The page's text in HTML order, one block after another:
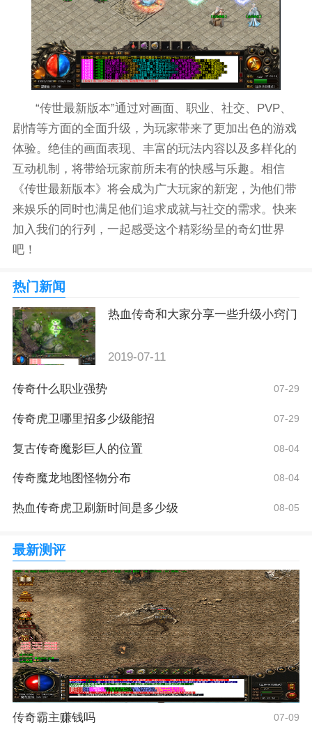
“传世最新版本”通过对画面、职业、社交、PVP、
剧情等方面的全面升级，为玩家带来了更加出色的游戏
体验。绝佳的画面表现、丰富的玩法内容以及多样化的
互动机制，将带给玩家前所未有的快感与乐趣。相信
《传世最新版本》将会成为广大玩家的新宠，为他们带
来娱乐的同时也满足他们追求成就与社交的需求。快来
加入我们的行列，一起感受这个精彩纷呈的奇幻世界
吧！
热门新闻
热血传奇和大家分享一些升级小窍门
2019-07-11
传奇什么职业强势 07-29
传奇虎卫哪里招多少级能招 07-29
复古传奇魔影巨人的位置 08-04
传奇魔龙地图怪物分布 08-04
热血传奇虎卫刷新时间是多少级 08-05
最新测评
传奇霸主赚钱吗 07-09